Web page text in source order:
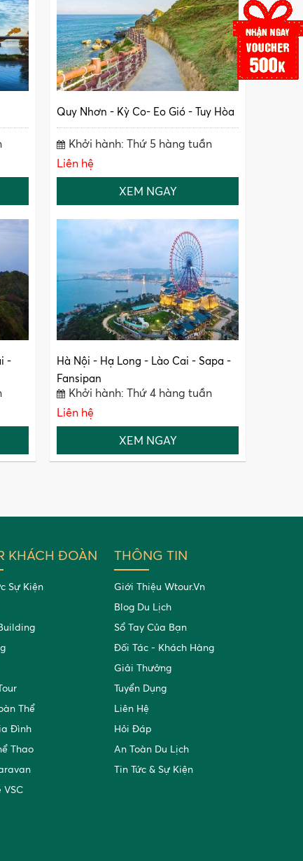
Quy Nhơn - Kỳ Co- Eo Gió - Tuy Hòa
Khởi hành: Thứ 5 hàng tuần
Liên hệ
XEM NGAY
-
Hà Nội - Hạ Long - Lào Cai - Sapa -
Fansipan
Khởi hành: Thứ 4 hàng tuần
Liên hệ
XEM NGAY
KHÁCH ĐOÀN
Sự Kiện
Thể
Đình
Thao
VSC
THÔNG TIN
Giới Thiệu Wtour.vn
Blog Du Lịch
Sổ Tay Của Bạn
Đối Tác - Khách Hàng
Giải Thưởng
Tuyển Dụng
Liên Hệ
Hỏi Đáp
An Toàn Du Lịch
Tin Tức & Sự Kiện